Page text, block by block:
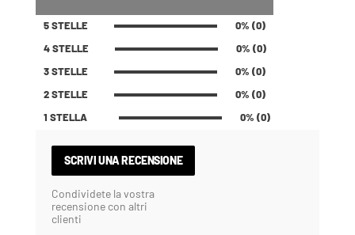
5 STELLE
0% (0)
4 STELLE
0% (0)
3 STELLE
0% (0)
2 STELLE
0% (0)
1 STELLA
0% (0)
SCRIVI UNA RECENSIONE
Condividete la vostra
recensione con altri
clienti